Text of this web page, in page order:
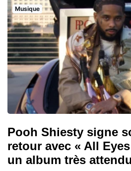
Musique
Pooh Shiesty signe
retour avec « All
un album très attendu